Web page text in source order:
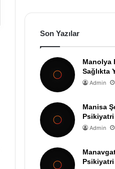
Son Yazılar
Manolya
Sağlıkta
Admin
Manisa
Psikiyatri
Admin
Psikiyatri